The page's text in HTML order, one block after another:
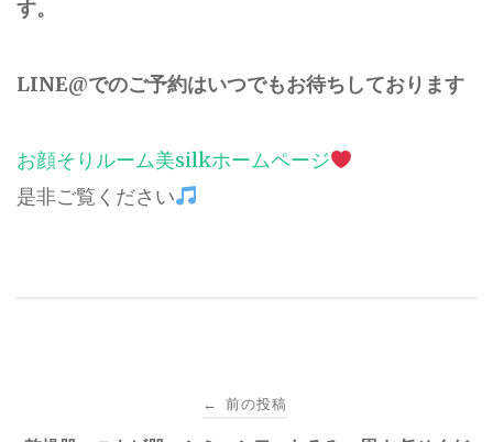
す。
LINE@でのご予約はいつでもお待ちしております
お顔そりルーム美silkホームページ
是非ご覧ください
← 前の投稿